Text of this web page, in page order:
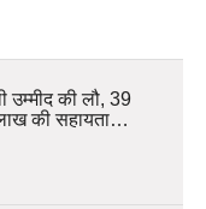
उम्मीद की लौ, 39
की सहायता…